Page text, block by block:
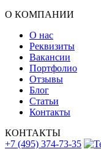
О КОМПАНИИ
О нас
Реквизиты
Вакансии
Портфолио
Отзывы
Блог
Статьи
Контакты
КОНТАКТЫ
+7 (495) 374-73-35